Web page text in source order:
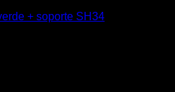
+ soporte SH34